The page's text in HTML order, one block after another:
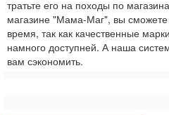
тратьте его на походы по
магазине "Мама-Маг", вы сможете
время, так как качественные
намного доступней. А наша
вам сэкономить.